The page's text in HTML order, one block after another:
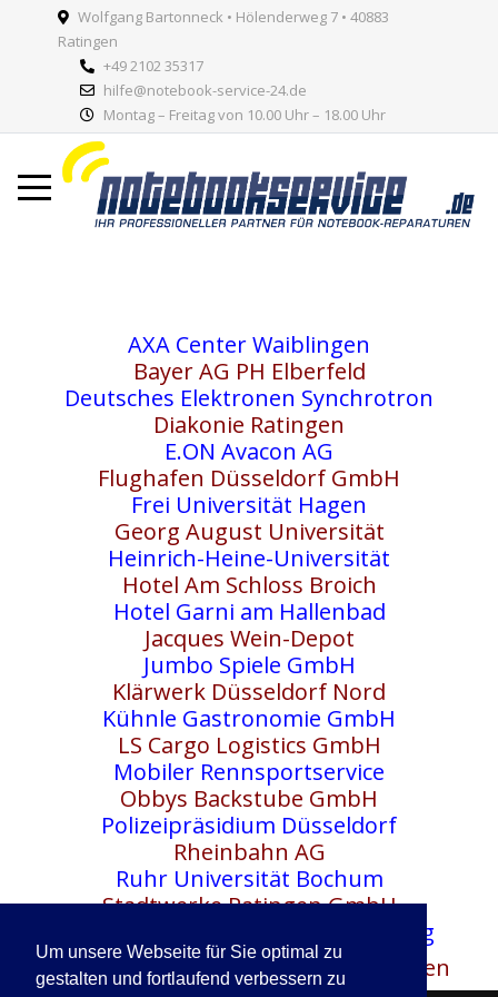
Um unsere Webseite für Sie optimal zu
gestalten und fortlaufend verbessern zu
Wolfgang Bartonneck • Hölenderweg 7 • 40883
Ratingen
+49 2102 35317
hilfe@notebook-service-24.de
Montag – Freitag von 10.00 Uhr – 18.00 Uhr
AXA Center Waiblingen
Bayer AG PH Elberfeld
Deutsches Elektronen Synchrotron
Diakonie Ratingen
E.ON Avacon AG
Flughafen Düsseldorf GmbH
Frei Universität Hagen
Georg August Universität
Heinrich-Heine-Universität
Hotel Am Schloss Broich
Hotel Garni am Hallenbad
Jacques Wein-Depot
Jumbo Spiele GmbH
Klärwerk Düsseldorf Nord
Kühnle Gastronomie GmbH
LS Cargo Logistics GmbH
Mobiler Rennsportservice
Obbys Backstube GmbH
Polizeipräsidium Düsseldorf
Rheinbahn AG
Ruhr Universität Bochum
Stadtwerke Ratingen GmbH
Zentrum für Integration u. Bildung
Gatto Pardo Systems GmbH, Ratingen